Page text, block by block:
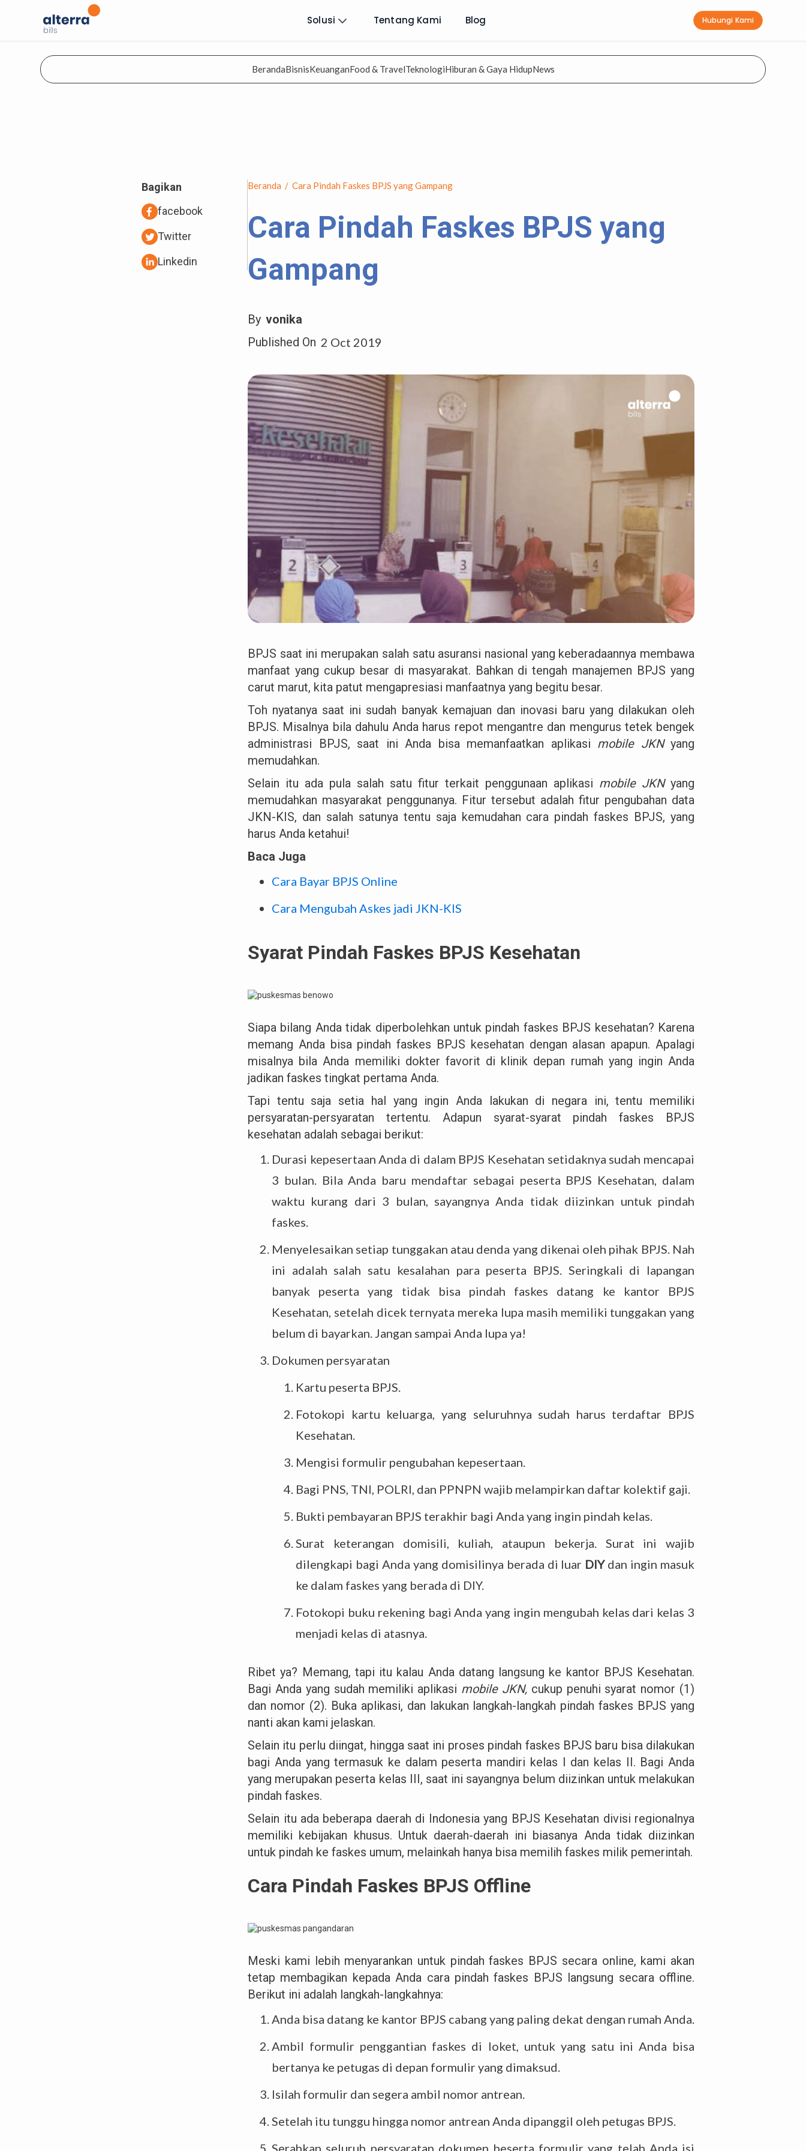
Solusi Tentang Kami Blog Hubungi Kami
BerandaBisnisKeuanganFood & TravelTeknologiHiburan & Gaya HidupNews
Bagikan
facebook
Twitter
Linkedin
Beranda /Cara Pindah Faskes BPJS yang Gampang
Cara Pindah Faskes BPJS yang
Gampang
By vonika
Published On 2 Oct 2019
BPJS saat ini merupakan salah satu asuransi nasional yang keberadaannya membawa
manfaat yang cukup besar di masyarakat. Bahkan di tengah manajemen BPJS yang
carut marut, kita patut mengapresiasi manfaatnya yang begitu besar.
Toh nyatanya saat ini sudah banyak kemajuan dan inovasi baru yang dilakukan oleh
BPJS. Misalnya bila dahulu Anda harus repot mengantre dan mengurus tetek bengek
administrasi BPJS, saat ini Anda bisa memanfaatkan aplikasi mobile JKNyang
memudahkan.
Selain itu ada pula salah satu fitur terkait penggunaan aplikasi mobile JKNyang
memudahkan masyarakat penggunanya. Fitur tersebut adalah fitur pengubahan data
JKN-KIS, dan salah satunya tentu saja kemudahan cara pindah faskes BPJS, yang
harus Anda ketahui!
Baca Juga
Cara Bayar BPJS Online
Cara Mengubah Askes jadi JKN-KIS
Syarat Pindah Faskes BPJS Kesehatan
Siapa bilang Anda tidak diperbolehkan untuk pindah faskes BPJS kesehatan? Karena
memang Anda bisa pindah faskes BPJS kesehatan dengan alasan apapun. Apalagi
misalnya bila Anda memiliki dokter favorit di klinik depan rumah yang ingin Anda
jadikan faskes tingkat pertama Anda.
Tapi tentu saja setia hal yang ingin Anda lakukan di negara ini, tentu memiliki
persyaratan-persyaratan tertentu. Adapun syarat-syarat pindah faskes BPJS
kesehatan adalah sebagai berikut:
Durasi kepesertaan Anda di dalam BPJS Kesehatan setidaknya sudah mencapai
3 bulan. Bila Anda baru mendaftar sebagai peserta BPJS Kesehatan, dalam
waktu kurang dari 3 bulan, sayangnya Anda tidak diizinkan untuk pindah
faskes.
Menyelesaikan setiap tunggakan atau denda yang dikenai oleh pihak BPJS. Nah
ini adalah salah satu kesalahan para peserta BPJS. Seringkali di lapangan
banyak peserta yang tidak bisa pindah faskes datang ke kantor BPJS
Kesehatan, setelah dicek ternyata mereka lupa masih memiliki tunggakan yang
belum di bayarkan. Jangan sampai Anda lupa ya!
Dokumen persyaratan
Kartu peserta BPJS.
Fotokopi kartu keluarga, yang seluruhnya sudah harus terdaftar BPJS
Kesehatan.
Mengisi formulir pengubahan kepesertaan.
Bagi PNS, TNI, POLRI, dan PPNPN wajib melampirkan daftar kolektif gaji.
Bukti pembayaran BPJS terakhir bagi Anda yang ingin pindah kelas.
Surat keterangan domisili, kuliah, ataupun bekerja. Surat ini wajib
dilengkapi bagi Anda yang domisilinya berada di luar DIY dan ingin masuk
ke dalam faskes yang berada di DIY.
Fotokopi buku rekening bagi Anda yang ingin mengubah kelas dari kelas 3
menjadi kelas di atasnya.
Ribet ya? Memang, tapi itu kalau Anda datang langsung ke kantor BPJS Kesehatan.
Bagi Anda yang sudah memiliki aplikasi mobile JKN, cukup penuhi syarat nomor (1)
dan nomor (2). Buka aplikasi, dan lakukan langkah-langkah pindah faskes BPJS yang
nanti akan kami jelaskan.
Selain itu perlu diingat, hingga saat ini proses pindah faskes BPJS baru bisa dilakukan
bagi Anda yang termasuk ke dalam peserta mandiri kelas I dan kelas II. Bagi Anda
yang merupakan peserta kelas III, saat ini sayangnya belum diizinkan untuk melakukan
pindah faskes.
Selain itu ada beberapa daerah di Indonesia yang BPJS Kesehatan divisi regionalnya
memiliki kebijakan khusus. Untuk daerah-daerah ini biasanya Anda tidak diizinkan
untuk pindah ke faskes umum, melainkah hanya bisa memilih faskes milik pemerintah.
Cara Pindah Faskes BPJS Offline
Meski kami lebih menyarankan untuk pindah faskes BPJS secara online, kami akan
tetap membagikan kepada Anda cara pindah faskes BPJS langsung secara offline.
Berikut ini adalah langkah-langkahnya:
Anda bisa datang ke kantor BPJS cabang yang paling dekat dengan rumah Anda.
Ambil formulir penggantian faskes di loket, untuk yang satu ini Anda bisa
bertanya ke petugas di depan formulir yang dimaksud.
Isilah formulir dan segera ambil nomor antrean.
Setelah itu tunggu hingga nomor antrean Anda dipanggil oleh petugas BPJS.
Serahkan seluruh persyaratan dokumen beserta formulir yang telah Anda isi